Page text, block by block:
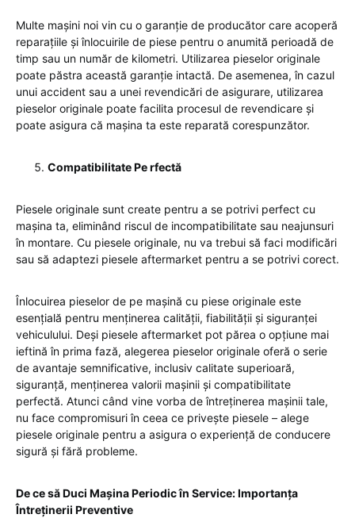
Multe mașini noi vin cu o garanție de producător care acoperă
reparațiile și înlocuirile de piese pentru o anumită perioadă de
timp sau un număr de kilometri. Utilizarea pieselor originale
poate păstra această garanție intactă. De asemenea, în cazul
unui accident sau a unei revendicări de asigurare, utilizarea
pieselor originale poate facilita procesul de revendicare și
poate asigura că mașina ta este reparată corespunzător.
Compatibilitate Pe rfectă
Piesele originale sunt create pentru a se potrivi perfect cu
mașina ta, eliminând riscul de incompatibilitate sau neajunsuri
în montare. Cu piesele originale, nu va trebui să faci modificări
sau să adaptezi piesele aftermarket pentru a se potrivi corect.
Înlocuirea pieselor de pe mașină cu piese originale este
esențială pentru menținerea calității, fiabilității și siguranței
vehiculului. Deși piesele aftermarket pot părea o opțiune mai
ieftină în prima fază, alegerea pieselor originale oferă o serie
de avantaje semnificative, inclusiv calitate superioară,
siguranță, menținerea valorii mașinii și compatibilitate
perfectă. Atunci când vine vorba de întreținerea mașinii tale,
nu face compromisuri în ceea ce privește piesele – alege
piesele originale pentru a asigura o experiență de conducere
sigură și fără probleme.
De ce să Duci Mașina Periodic în Service: Importanța
Întreținerii Preventive